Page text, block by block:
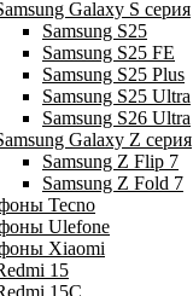
Galaxy S серия
Samsung S25
Samsung S25 FE
Samsung S25 Plus
Samsung S25 Ultra
Samsung S26 Ultra
Galaxy Z серия
Samsung Z Flip 7
Samsung Z Fold 7
Tecno
Ulefone
Xiaomi
15